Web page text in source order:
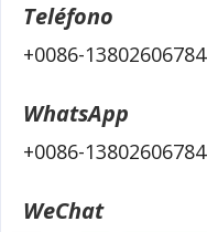
Teléfono
+0086-13802606784
WhatsApp
+0086-13802606784
WeChat